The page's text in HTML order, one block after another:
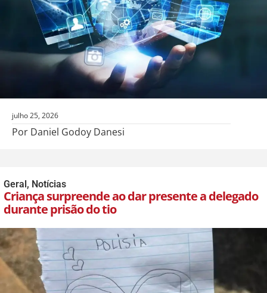
julho 25, 2026
Por Daniel Godoy Danesi
Geral, Notícias
Criança surpreende ao dar presente a delegado
durante prisão do tio